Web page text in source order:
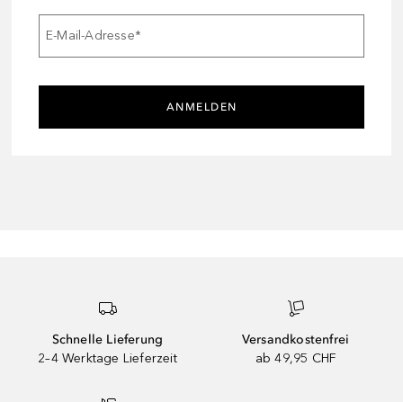
E-Mail-Adresse*
ANMELDEN
Schnelle Lieferung
2–4 Werktage Lieferzeit
Versandkostenfrei
ab 49,95 CHF